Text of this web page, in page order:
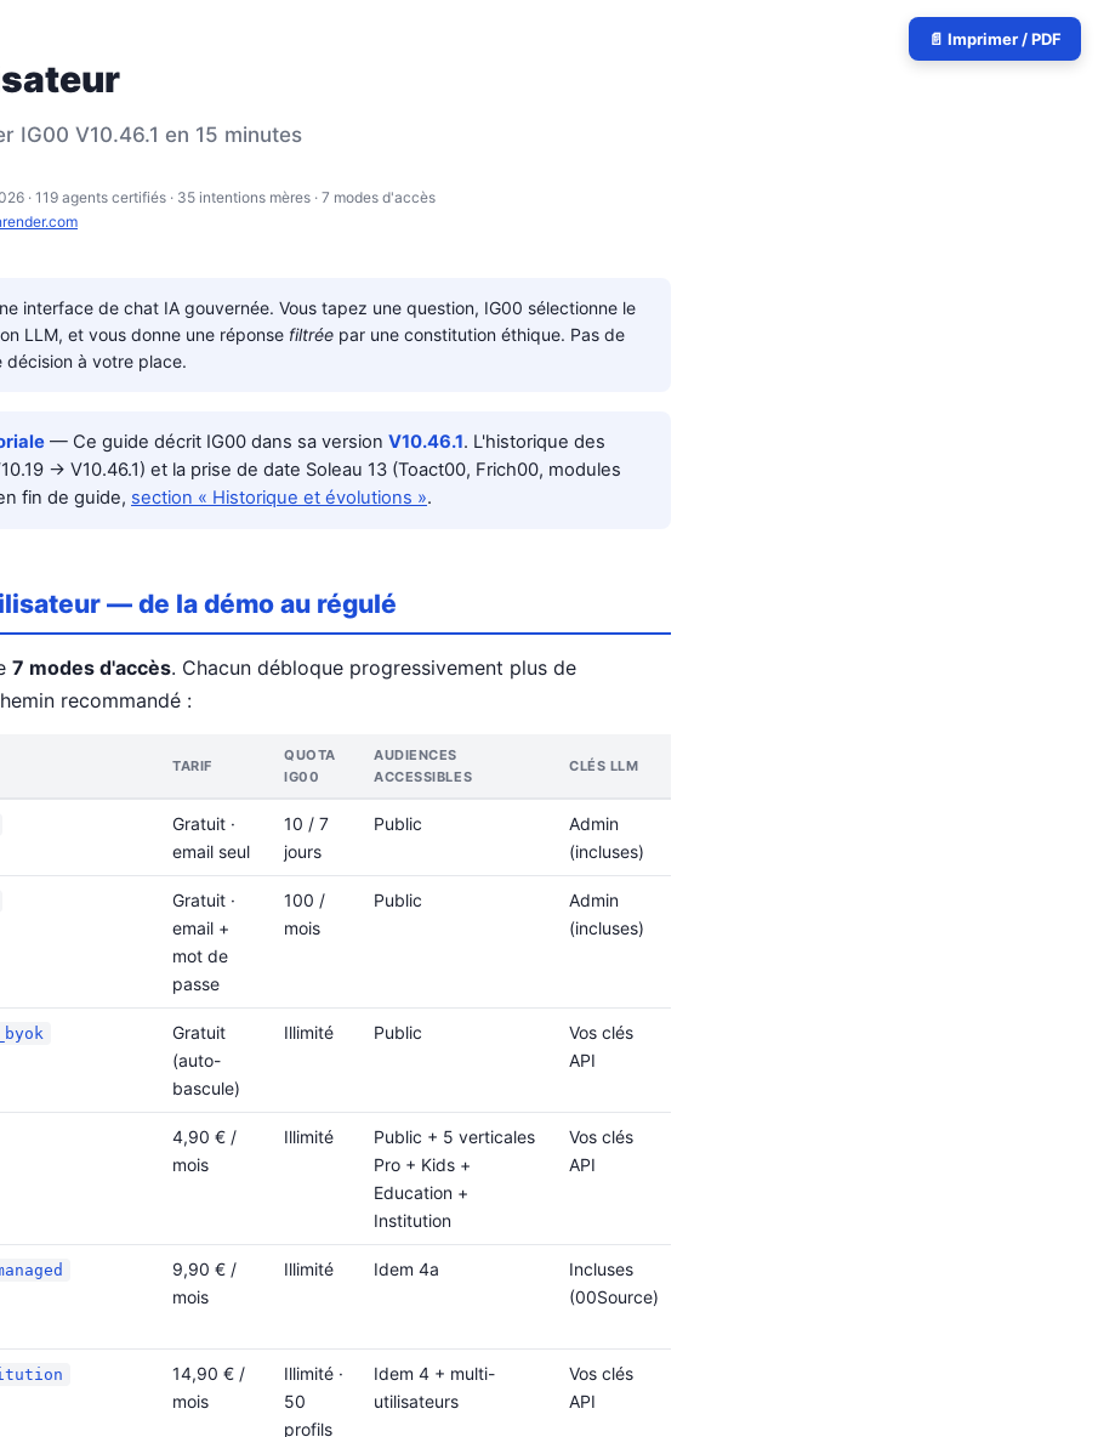
📄 Imprimer / PDF
IG00 V10.46.1 en 15 minutes
· 119 agents certifiés · 35 intentions mères · 7 modes d'accès
interface de chat IA gouvernée. Vous tapez une question, IG00 sélectionne le
LLM, et vous donne une réponse filtrée par une constitution éthique. Pas de
décision à votre place.
— Ce guide décrit IG00 dans sa version V10.46.1. L'historique des
→ V10.46.1) et la prise de date Soleau 13 (Toact00, Frich00, modules
fin de guide, section « Historique et évolutions ».
— de la démo au régulé
7 modes d'accès. Chacun débloque progressivement plus de
recommandé :
TARIF
QUOTA
IG00
AUDIENCES
ACCESSIBLES
CLÉS LLM
Gratuit ·
email seul
10 / 7
jours
Public
Admin
(incluses)
Gratuit ·
email +
mot de
passe
100 /
mois
Public
Admin
(incluses)
Gratuit
(auto-
bascule)
Illimité Public
Vos clés
API
4,90 € /
mois
Illimité
Public + 5 verticales
Pro + Kids +
Education +
Institution
Vos clés
API
9,90 € /
mois
Illimité Idem 4a
Incluses
(00Source)
14,90 € /
mois
Illimité ·
50
profils
Idem 4 + multi-
utilisateurs
Vos clés
API